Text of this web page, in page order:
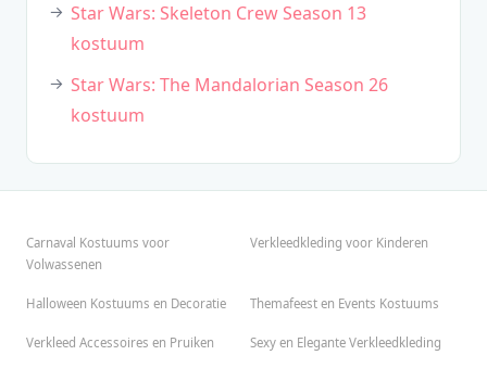
Star Wars: Skeleton Crew Season 13
kostuum
Star Wars: The Mandalorian Season 26
kostuum
Carnaval Kostuums voor
Volwassenen
Verkleedkleding voor Kinderen
Halloween Kostuums en Decoratie Themafeest en Events Kostuums
Verkleed Accessoires en Pruiken Sexy en Elegante Verkleedkleding